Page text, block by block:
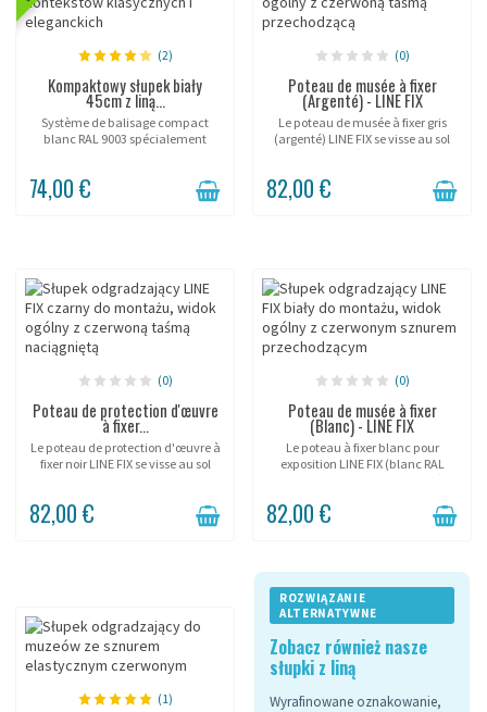
(2)
Kompaktowy słupek biały
45cm z liną...
Système de balisage compact
blanc RAL 9003 spécialement
d'objets de prestige. Avec sa
hauteur de 45cm, ce modèle
74,00 €
(0)
Poteau de musée à fixer
(Argenté) - LINE FIX
Le poteau de musée à fixer gris
(argenté) LINE FIX se visse au sol
par une platine à 3 vis pour baliser
visite permanent . Tube fin Ø 25
82,00 €
(0)
Poteau de protection d'œuvre
à fixer...
Le poteau de protection d'œuvre à
fixer noir LINE FIX se visse au sol
précise. Sa corde semi-élastique
82,00 €
(0)
Poteau de musée à fixer
(Blanc) - LINE FIX
Le poteau à fixer blanc pour
exposition LINE FIX (blanc RAL
9003) se fixe au sol par platine à 3
un showroom épuré. Corde semi-
82,00 €
(1)
ROZWIĄZANIE
ALTERNATYWNE
Zobacz również nasze
słupki z liną
Wyrafinowane oznakowanie,